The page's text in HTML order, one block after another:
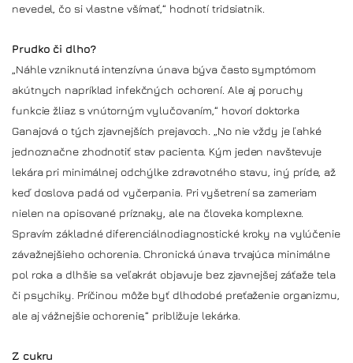
nevedel, čo si vlastne všímať,“ hodnotí tridsiatnik.
Prudko či dlho?
„Náhle vzniknutá intenzívna únava býva často symptómom
akútnych napríklad infekčných ochorení. Ale aj poruchy
funkcie žliaz s vnútorným vylučovaním,“ hovorí doktorka
Ganajová o tých zjavnejších prejavoch. „No nie vždy je ľahké
jednoznačne zhodnotiť stav pacienta. Kým jeden navštevuje
lekára pri minimálnej odchýlke zdravotného stavu, iný príde, až
keď doslova padá od vyčerpania. Pri vyšetrení sa zameriam
nielen na opisované príznaky, ale na človeka komplexne.
Spravím základné diferenciálnodiagnostické kroky na vylúčenie
závažnejšieho ochorenia. Chronická únava trvajúca minimálne
pol roka a dlhšie sa veľakrát objavuje bez zjavnejšej záťaže tela
či psychiky. Príčinou môže byť dlhodobé preťaženie organizmu,
ale aj vážnejšie ochorenie,“ približuje lekárka.
Z cukru